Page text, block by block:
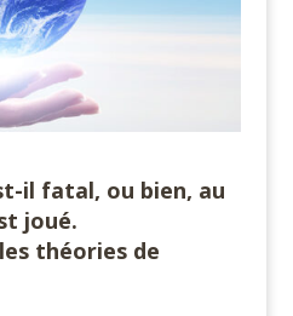
il fatal, ou bien, au
joué.
théories de